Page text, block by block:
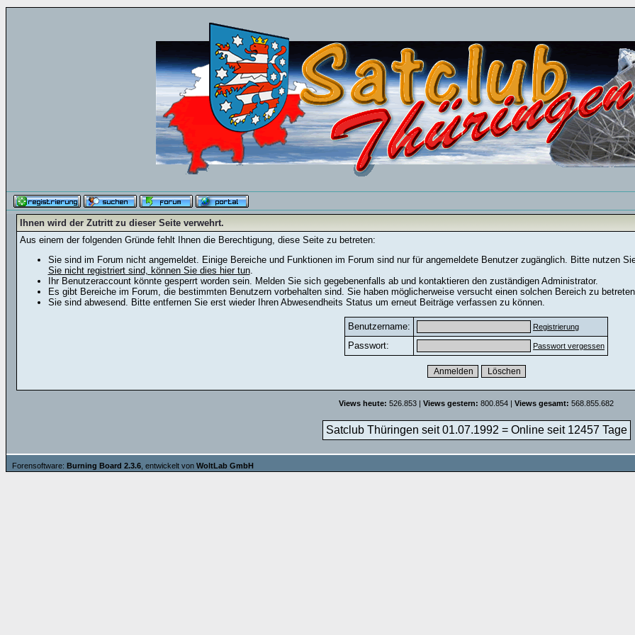
Ihnen wird der Zutritt zu dieser Seite verwehrt.
Aus einem der folgenden Gründe fehlt Ihnen die Berechtigung, diese Seite zu betreten:
Sie sind im Forum nicht angemeldet. Einige Bereiche und Funktionen im Forum sind nur für angemeldete Benutzer zugänglich. Bitte nutzen
Sie nicht registriert sind, können Sie dies hier tun.
Ihr Benutzeraccount könnte gesperrt worden sein. Melden Sie sich gegebenenfalls ab und kontaktieren den zuständigen Administrator.
Es gibt Bereiche im Forum, die bestimmten Benutzern vorbehalten sind. Sie haben möglicherweise versucht einen solchen Bereich zu
Sie sind abwesend. Bitte entfernen Sie erst wieder Ihren Abwesendheits Status um erneut Beiträge verfassen zu können.
Benutzername: Registrierung
Passwort: Passwort vergessen
Views heute: 526.853 | Views gestern: 800.854 | Views gesamt: 568.855.682
Satclub Thüringen seit 01.07.1992 = Online seit 12457 Tage
Forensoftware: Burning Board 2.3.6 , entwickelt von WoltLab GmbH